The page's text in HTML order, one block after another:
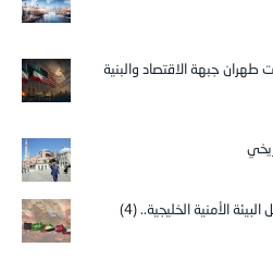
جبهة الاقتصاد والبنية
الأمنية الخليجية.. (4)